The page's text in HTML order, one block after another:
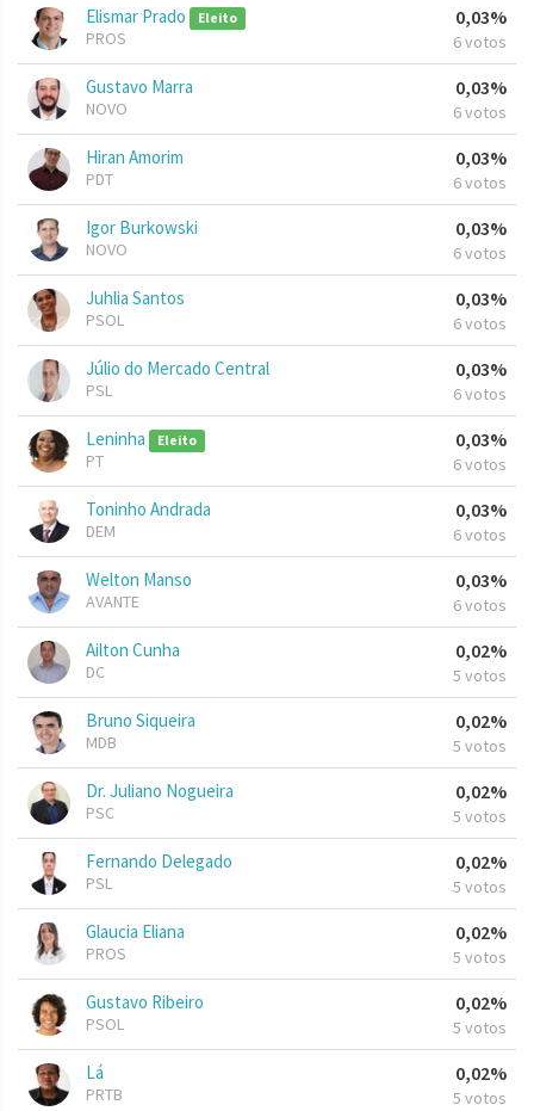
Elismar Prado Eleito
PROS
0,03%
6 votos
Gustavo Marra
NOVO
0,03%
6 votos
Hiran Amorim
PDT
0,03%
6 votos
Igor Burkowski
NOVO
0,03%
6 votos
Juhlia Santos
PSOL
0,03%
6 votos
Júlio do Mercado Central
PSL
0,03%
6 votos
Leninha Eleito
PT
0,03%
6 votos
Toninho Andrada
DEM
0,03%
6 votos
Welton Manso
AVANTE
0,03%
6 votos
Ailton Cunha
DC
0,02%
5 votos
Bruno Siqueira
MDB
0,02%
5 votos
Dr. Juliano Nogueira
PSC
0,02%
5 votos
Fernando Delegado
PSL
0,02%
5 votos
Glaucia Eliana
PROS
0,02%
5 votos
Gustavo Ribeiro
PSOL
0,02%
5 votos
Lá
PRTB
0,02%
5 votos